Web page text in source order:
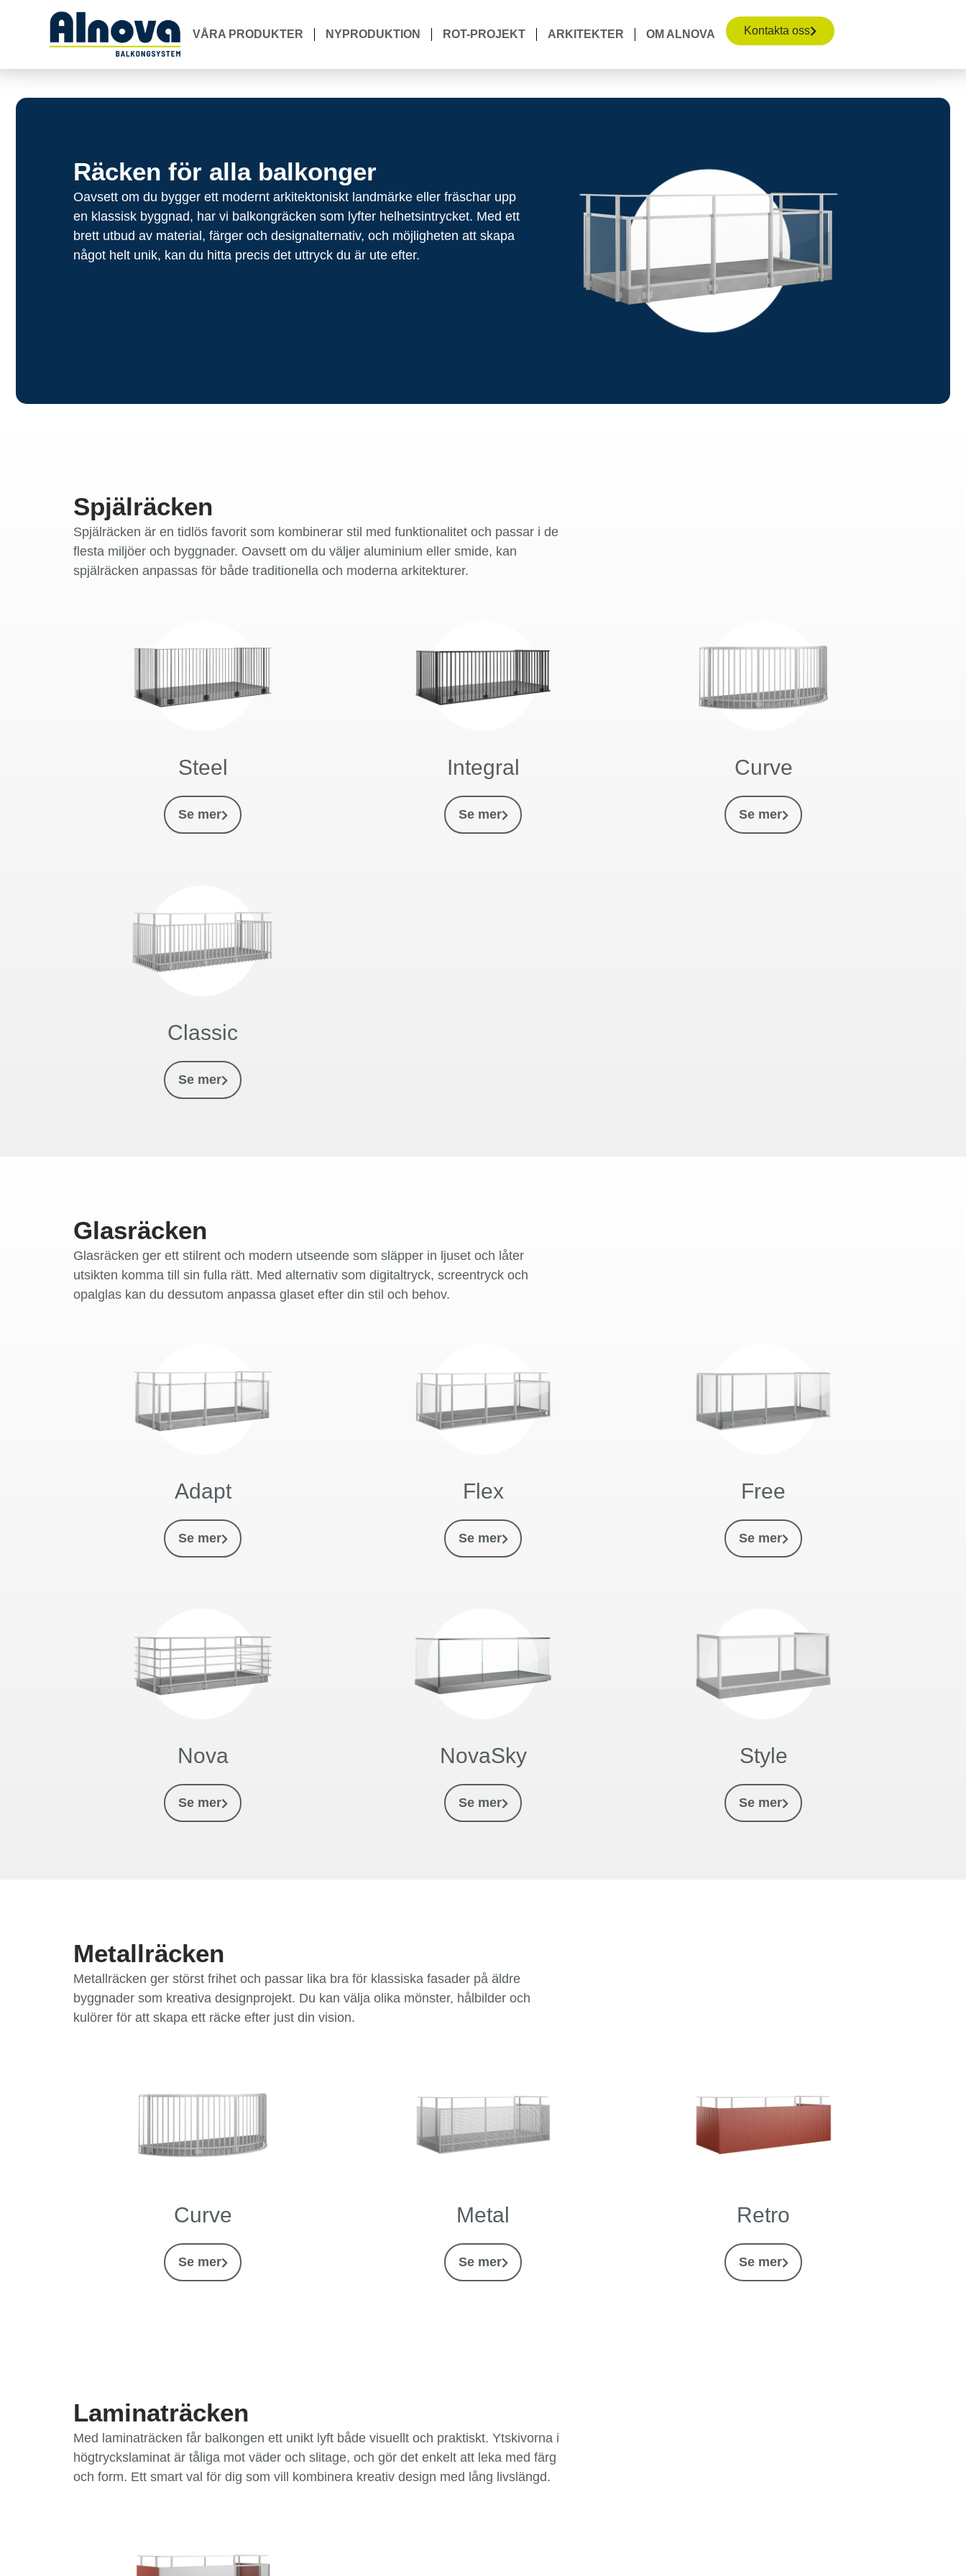
VÅRA PRODUKTER NYPRODUKTION ROT-PROJEKT ARKITEKTER OM ALNOVA Kontakta oss
Räcken för alla balkonger
Oavsett om du bygger ett modernt arkitektoniskt landmärke eller fräschar upp
en klassisk byggnad, har vi balkongräcken som lyfter helhetsintrycket. Med ett
brett utbud av material, färger och designalternativ, och möjligheten att skapa
något helt unik, kan du hitta precis det uttryck du är ute efter.
Spjälräcken
Spjälräcken är en tidlös favorit som kombinerar stil med funktionalitet och passar i de
flesta miljöer och byggnader. Oavsett om du väljer aluminium eller smide, kan
spjälräcken anpassas för både traditionella och moderna arkitekturer.
Steel
Se mer
Integral
Se mer
Curve
Se mer
Classic
Se mer
Glasräcken
Glasräcken ger ett stilrent och modern utseende som släpper in ljuset och låter
utsikten komma till sin fulla rätt. Med alternativ som digitaltryck, screentryck och
opalglas kan du dessutom anpassa glaset efter din stil och behov.
Adapt
Se mer
Flex
Se mer
Free
Se mer
Nova
Se mer
NovaSky
Se mer
Style
Se mer
Metallräcken
Metallräcken ger störst frihet och passar lika bra för klassiska fasader på äldre
byggnader som kreativa designprojekt. Du kan välja olika mönster, hålbilder och
kulörer för att skapa ett räcke efter just din vision.
Curve
Se mer
Metal
Se mer
Retro
Se mer
Laminaträcken
Med laminaträcken får balkongen ett unikt lyft både visuellt och praktiskt. Ytskivorna i
högtryckslaminat är tåliga mot väder och slitage, och gör det enkelt att leka med färg
och form. Ett smart val för dig som vill kombinera kreativ design med lång livslängd.